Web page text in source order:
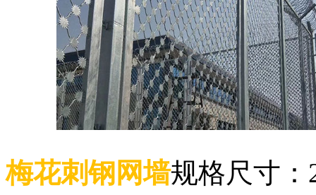
梅花刺钢网墙规格尺寸：